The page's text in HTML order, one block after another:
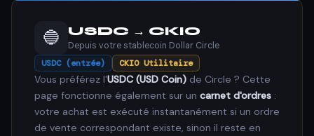
🔵 USDC → CKIO
Depuis votre stablecoin Dollar Circle
USDC (entrée)
CKIO Utilitaire
Vous préférez l'USDC (USD Coin) de Circle ? Cette
page fonctionne également sur un carnet d'ordres :
votre achat est exécuté instantanément si un ordre
de vente correspondant existe, sinon il reste en